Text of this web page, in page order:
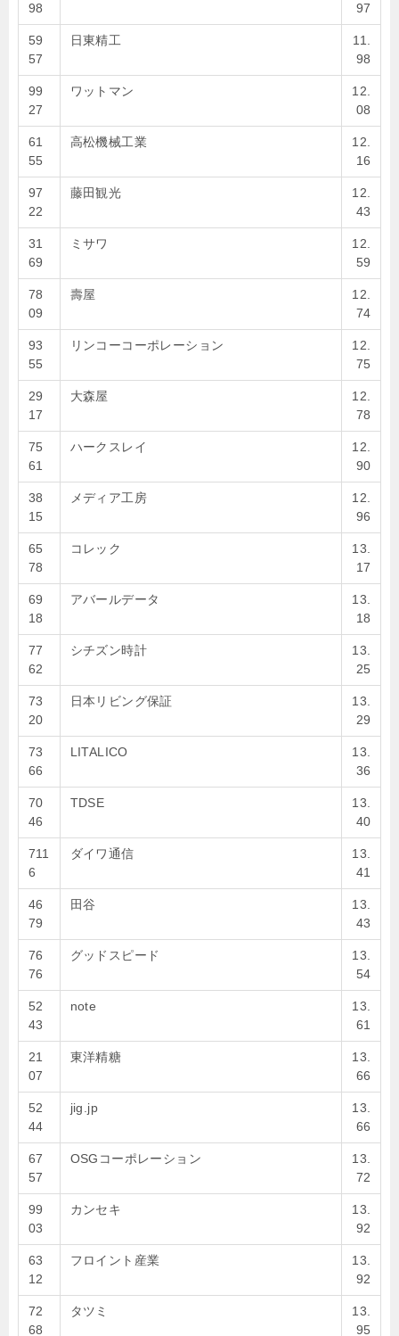
98
97
59
57
日東精工
11.
98
99
27
ワットマン
12.
08
61
55
高松機械工業
12.
16
97
22
藤田観光
12.
43
31
69
ミサワ
12.
59
78
09
壽屋
12.
74
93
55
リンコーコーポレーション
12.
75
29
17
大森屋
12.
78
75
61
ハークスレイ
12.
90
38
15
メディア工房
12.
96
65
78
コレック
13.
17
69
18
アバールデータ
13.
18
77
62
シチズン時計
13.
25
73
20
日本リビング保証
13.
29
73
66
LITALICO
13.
36
70
46
TDSE
13.
40
711
6
ダイワ通信
13.
41
46
79
田谷
13.
43
76
76
グッドスピード
13.
54
52
43
note
13.
61
21
07
東洋精糖
13.
66
52
44
jig.jp
13.
66
67
57
OSGコーポレーション
13.
72
99
03
カンセキ
13.
92
63
12
フロイント産業
13.
92
72
68
タツミ
13.
95